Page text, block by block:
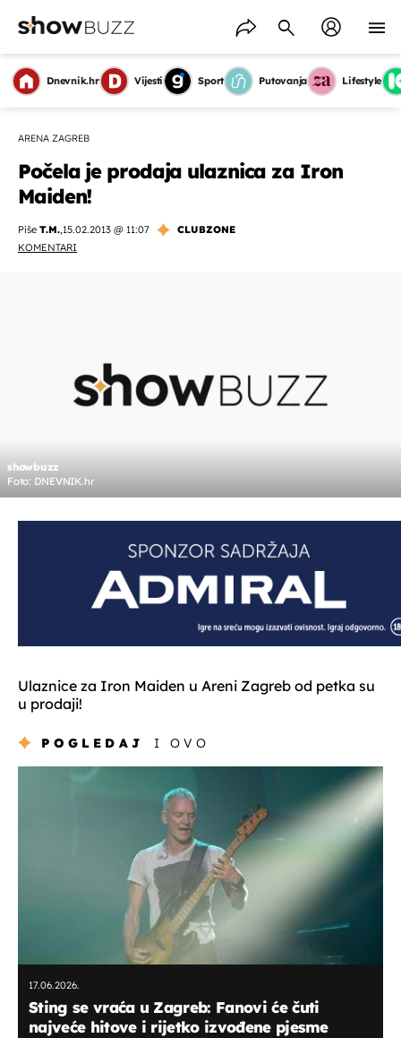
Dnevnik.hr Vijesti Sport Putovanja Lifestyle
ARENA ZAGREB
Počela je prodaja ulaznica za Iron
Maiden!
Piše T.M.,15.02.2013 @ 11:07
CLUBZONE
KOMENTARI
showbuzz
Foto: DNEVNIK.hr
Ulaznice za Iron Maiden u Areni Zagreb od petka su
u prodaji!
POGLEDAJ I OVO
17.06.2026.
Sting se vraća u Zagreb: Fanovi će čuti
najveće hitove i rijetko izvođene pjesme